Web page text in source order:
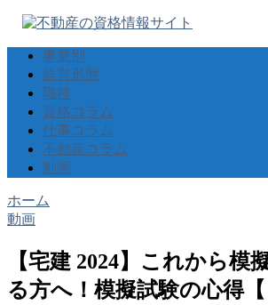
事業別
経営形態
職種
資格コラム
仕事コラム
不動産コラム
動画
ホーム
動画
【宅建 2024】これから模
る方へ！模擬試験の心得